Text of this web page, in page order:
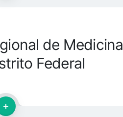
de Medicina
Federal